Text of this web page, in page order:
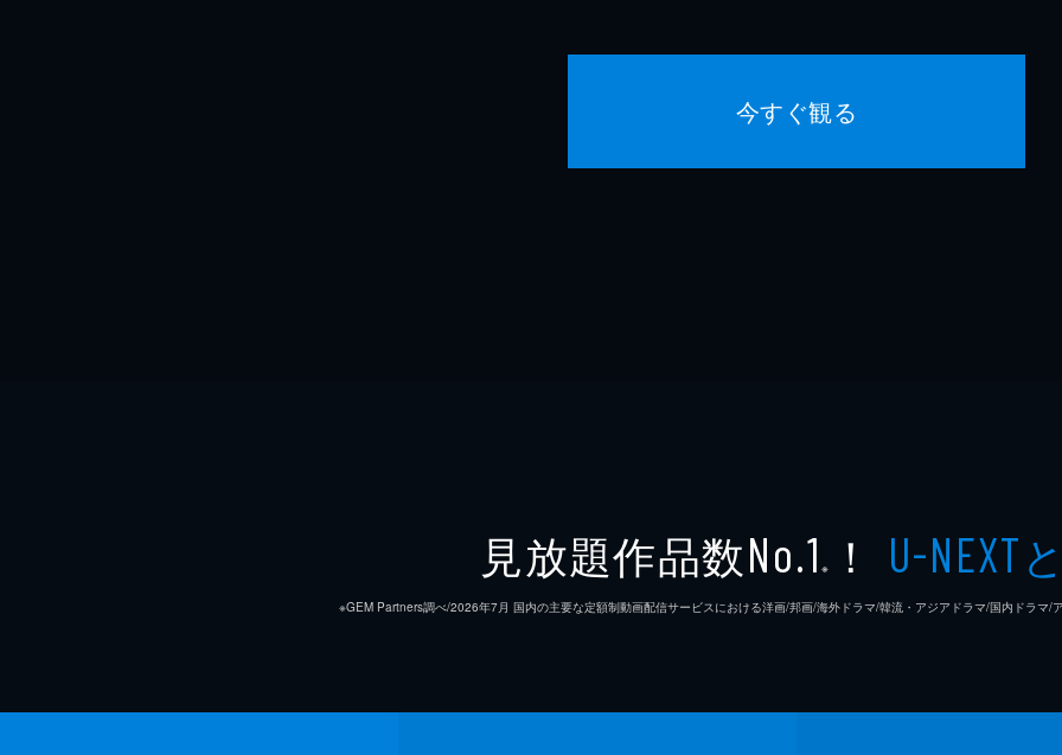
今すぐ観る
見放題作品数No.1 ※ ！ U-NEXT
※GEM Partners調べ/2026年7⽉ 国内の主要な定額制動画配信サービスにおける洋画/邦画/海外ドラマ/韓流・アジアドラマ/国内ドラマ/